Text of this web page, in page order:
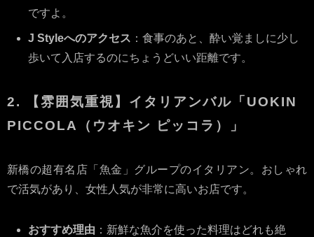
ですよ。
J Styleへのアクセス ：食事のあと、酔い覚ましに少し
歩いて入店するのにちょうどいい距離です。
2. 【雰囲気重視】イタリアンバル「UOKIN
PICCOLA（ウオキン ピッコラ）」
新橋の超有名店「魚金」グループのイタリアン。おしゃれ
で活気があり、女性人気が非常に高いお店です。
おすすめ理由 ：新鮮な魚介を使った料理はどれも絶